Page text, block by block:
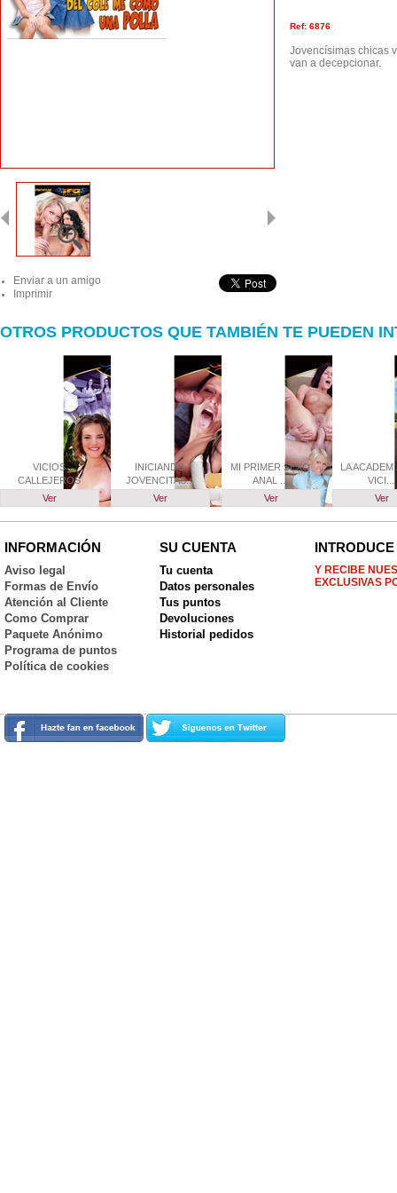
Enviar a un amigo
Imprimir
Ref: 6876
Jovencísimas chicas
van a decepcionar.
OTROS PRODUCTOS QUE TAMBIÉN TE PUEDEN
VICIOS
CALLEJEROS
Ver
INICIANDO
JOVENCITAS...
Ver
MI PRIMER SEXO
ANAL ...
Ver
LA
VICI...
Ver
INFORMACIÓN
Aviso legal
Formas de Envío
Atención al Cliente
Como Comprar
Paquete Anónimo
Programa de puntos
Política de cookies
SU CUENTA
Tu cuenta
Datos personales
Tus puntos
Devoluciones
Historial pedidos
Y RECIBE
EXCLUSIVAS